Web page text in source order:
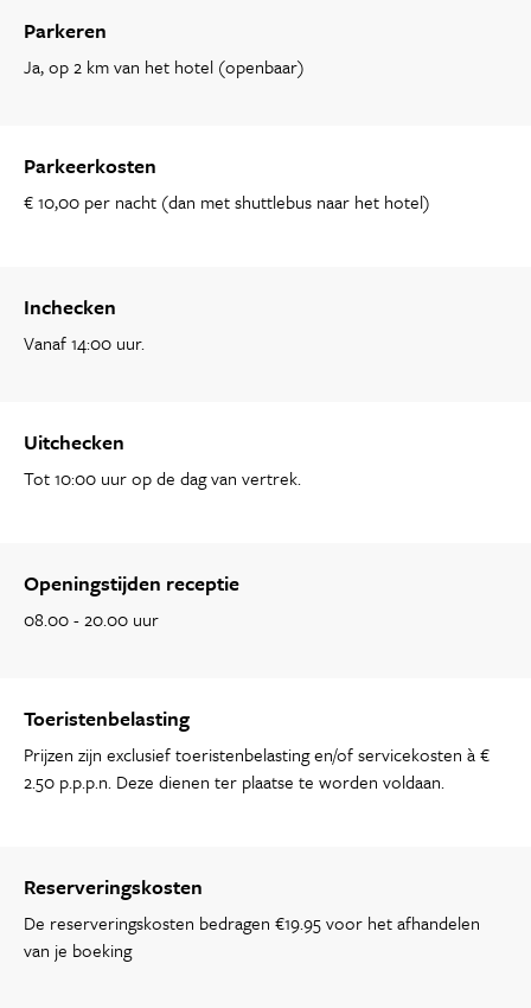
Parkeren
Ja, op 2 km van het hotel (openbaar)
Parkeerkosten
€ 10,00 per nacht (dan met shuttlebus naar het hotel)
Inchecken
Vanaf 14:00 uur.
Uitchecken
Tot 10:00 uur op de dag van vertrek.
Openingstijden receptie
08.00 - 20.00 uur
Toeristenbelasting
Prijzen zijn exclusief toeristenbelasting en/of servicekosten à €
2.50 p.p.p.n. Deze dienen ter plaatse te worden voldaan.
Reserveringskosten
De reserveringskosten bedragen €19.95 voor het afhandelen
van je boeking